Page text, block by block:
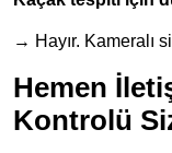
→ Hayır. Kameralı
Hemen
Kontrolü